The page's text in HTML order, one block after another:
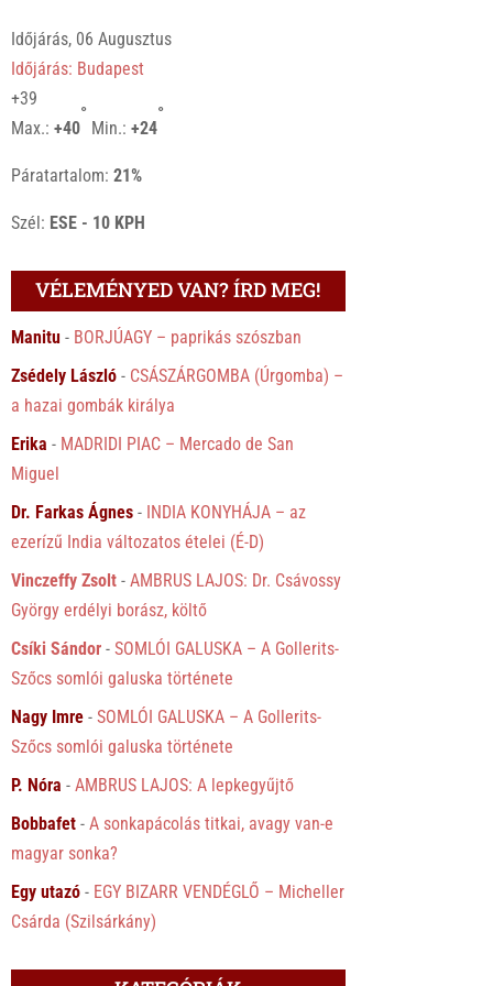
Időjárás, 06 Augusztus
Időjárás: Budapest
+39
Max.:+40
°
Min.:+24
°
Páratartalom:21%
Szél: ESE - 10 KPH
VÉLEMÉNYED VAN? ÍRD MEG!
Manitu - BORJÚAGY – paprikás szószban
Zsédely László - CSÁSZÁRGOMBA (Úrgomba) –
a hazai gombák királya
Erika - MADRIDI PIAC – Mercado de San
Miguel
Dr. Farkas Ágnes - INDIA KONYHÁJA – az
ezerízű India változatos ételei (É-D)
Vinczeffy Zsolt -AMBRUS LAJOS: Dr. Csávossy
György erdélyi borász, költő
Csíki Sándor -SOMLÓI GALUSKA – A Gollerits-
Szőcs somlói galuska története
Nagy Imre -SOMLÓI GALUSKA – A Gollerits-
Szőcs somlói galuska története
P. Nóra -AMBRUS LAJOS: A lepkegyűjtő
Bobbafet -A sonkapácolás titkai, avagy van-e
magyar sonka?
Egy utazó - EGY BIZARR VENDÉGLŐ – Micheller
Csárda (Szilsárkány)